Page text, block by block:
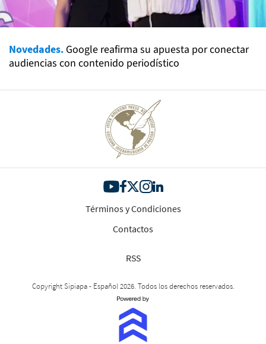
Novedades. Google reafirma su apuesta por conectar
audiencias con contenido periodístico
Términos y Condiciones
Contactos
RSS
Copyright Sipiapa - Español 2026. Todos los derechos reservados.